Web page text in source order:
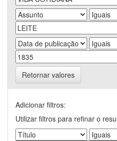
Retornar valores
Adicionar filtros:
Utilizar filtros para refinar o